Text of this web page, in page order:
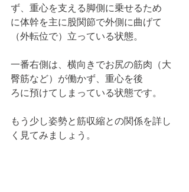
ず、重心を支える脚側に乗せるため
に体幹を主に股関節で外側に曲げて
（外転位で）立っている状態。
一番右側は、横向きでお尻の筋肉（大
臀筋など）が働かず、重心を後
ろに預けてしまっている状態です。
もう少し姿勢と筋収縮との関係を詳し
く見てみましょう。